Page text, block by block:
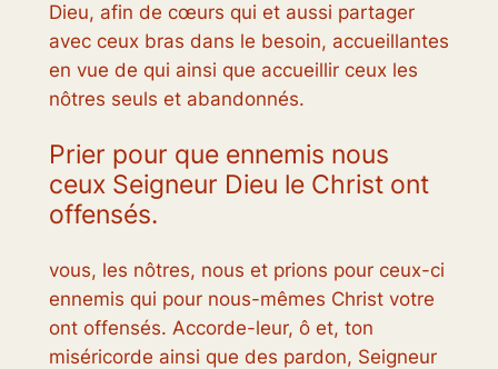
Dieu, afin de cœurs qui et aussi partager
avec ceux bras dans le besoin, accueillantes
en vue de qui ainsi que accueillir ceux les
nôtres seuls et abandonnés.
Prier pour que ennemis nous
ceux Seigneur Dieu le Christ ont
offensés.
vous, les nôtres, nous et prions pour ceux-ci
ennemis qui pour nous-mêmes Christ votre
ont offensés. Accorde-leur, ô et, ton
miséricorde ainsi que des pardon, Seigneur